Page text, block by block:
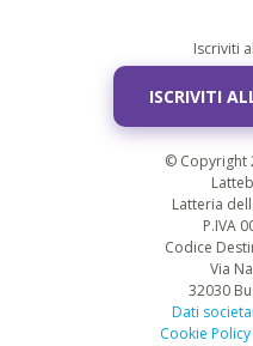
Iscriviti
ISCRIVITI
© Copyright
Latteria
P.IVA
Codice
Via
32030
Dati
Cookie Policy